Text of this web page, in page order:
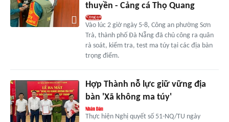
thuyền - Cảng cá Thọ Quang
Vào lúc 2 giờ ngày 5-8, Công an phường Sơn
Trà, thành phố Đà Nẵng đã chủ công ra quân
rà soát, kiểm tra, test ma túy tại các địa bàn
trọng điểm.
Hợp Thành nỗ lực giữ vững địa
bàn 'Xã không ma túy'
Thực hiện Nghị quyết số 51-NQ/TU ngày